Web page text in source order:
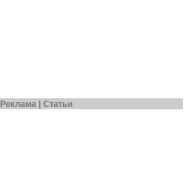
Реклама | Статьи